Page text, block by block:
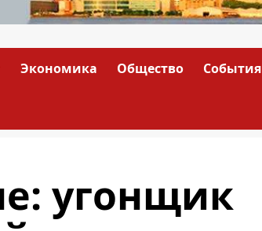
Экономика Общество События
угонщик